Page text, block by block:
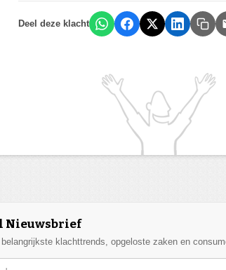
Deel deze klacht
Nieuwsbrief
klachttrends, opgeloste zaken en